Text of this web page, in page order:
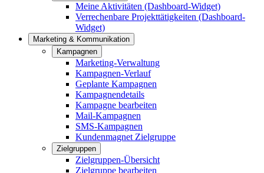
Meine Aktivitäten (Dashboard-Widget)
Verrechenbare Projekttätigkeiten (Dashboard-
Widget)
Marketing & Kommunikation
Kampagnen
Marketing-Verwaltung
Kampagnen-Verlauf
Geplante Kampagnen
Kampagnendetails
Kampagne bearbeiten
Mail-Kampagnen
SMS-Kampagnen
Kundenmagnet Zielgruppe
Zielgruppen
Zielgruppen-Übersicht
Zielgruppe bearbeiten